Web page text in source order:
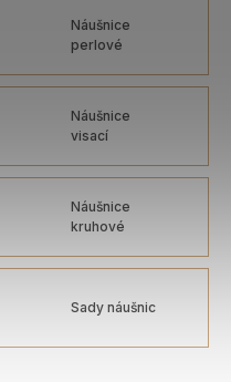
Náušnice
perlové
Náušnice
visací
Náušnice
kruhové
Sady náušnic